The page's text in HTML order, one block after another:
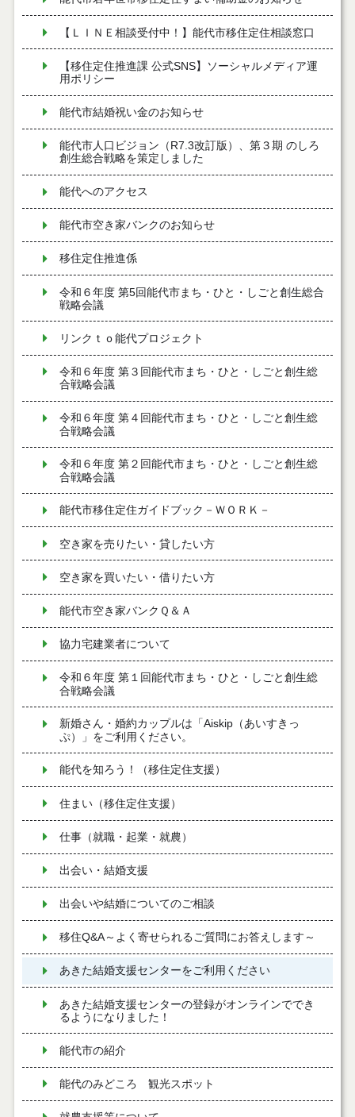
【ＬＩＮＥ相談受付中！】能代市移住定住相談窓口
【移住定住推進課 公式SNS】ソーシャルメディア運
用ポリシー
能代市結婚祝い金のお知らせ
能代市人口ビジョン（R7.3改訂版）、第３期 のしろ
創生総合戦略を策定しました
能代へのアクセス
能代市空き家バンクのお知らせ
移住定住推進係
令和６年度 第5回能代市まち・ひと・しごと創生総合
戦略会議
リンクｔｏ能代プロジェクト
令和６年度 第３回能代市まち・ひと・しごと創生総
合戦略会議
令和６年度 第４回能代市まち・ひと・しごと創生総
合戦略会議
令和６年度 第２回能代市まち・ひと・しごと創生総
合戦略会議
能代市移住定住ガイドブック－ＷＯＲＫ－
空き家を売りたい・貸したい方
空き家を買いたい・借りたい方
能代市空き家バンクＱ＆Ａ
協力宅建業者について
令和６年度 第１回能代市まち・ひと・しごと創生総
合戦略会議
新婚さん・婚約カップルは「Aiskip（あいすきっ
ぷ）」をご利用ください。
能代を知ろう！（移住定住支援）
住まい（移住定住支援）
仕事（就職・起業・就農）
出会い・結婚支援
出会いや結婚についてのご相談
移住Q&A～よく寄せられるご質問にお答えします～
あきた結婚支援センターをご利用ください
あきた結婚支援センターの登録がオンラインででき
るようになりました！
能代市の紹介
能代のみどころ 観光スポット